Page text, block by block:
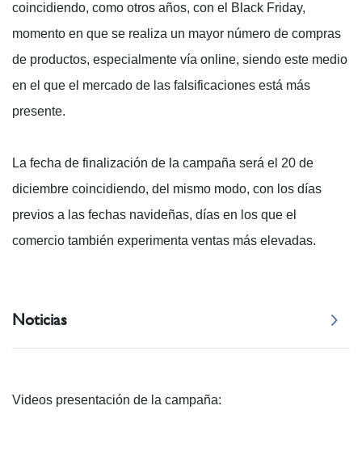
coincidiendo, como otros años, con el Black Friday,
momento en que se realiza un mayor número de compras
de productos, especialmente vía online, siendo este medio
en el que el mercado de las falsificaciones está más
presente.
La fecha de finalización de la campaña será el 20 de
diciembre coincidiendo, del mismo modo, con los días
previos a las fechas navideñas, días en los que el
comercio también experimenta ventas más elevadas.
Noticias
Videos presentación de la campaña: